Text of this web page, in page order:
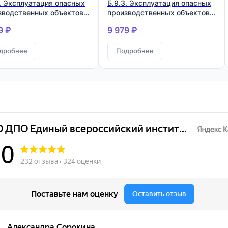
Эксплуатация опасных
объектов,
работающие под
давлением
₽
Б.9.3. Эксплуатация опасных
производственных объектов,
подъемные сооружения
9 979 ₽
Подробнее